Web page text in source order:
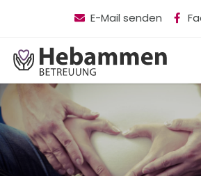
E-Mail senden